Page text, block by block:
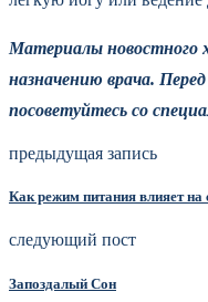
Материалы новостного
назначению врача.
посоветуйтесь со
предыдущая запись
Как режим питания влияет на
следующий пост
Запоздалый Сон